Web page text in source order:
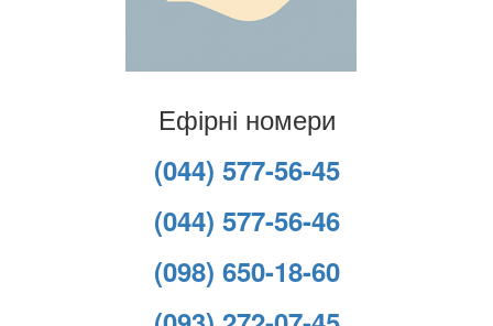
Ефірні номери
(044) 577-56-45
(044) 577-56-46
(098) 650-18-60